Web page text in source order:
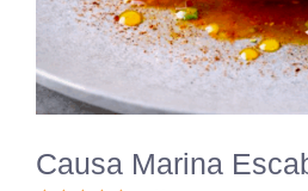
Causa Marina